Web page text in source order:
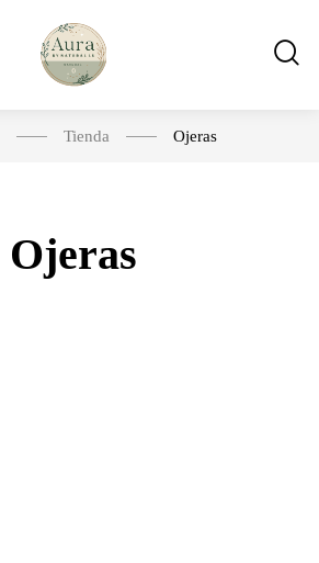
Tienda Ojeras
Ojeras